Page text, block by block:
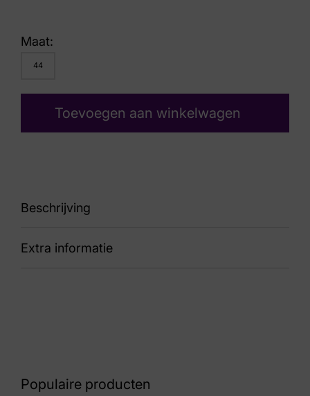
Maat:
44
Toevoegen aan winkelwagen
Beschrijving
89 33203.5.255 Helix Men
Extra informatie
Populaire producten